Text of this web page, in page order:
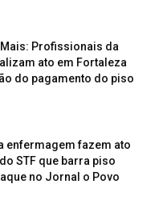
Profissionais da
ato em Fortaleza
do pagamento do piso
enfermagem fazem ato
STF que barra piso
no Jornal o Povo